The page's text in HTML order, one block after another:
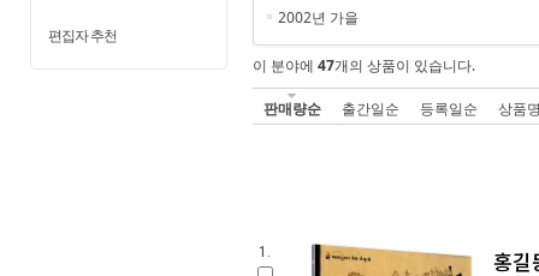
편집자 추천
2002년 가을
이 분야에 47개의 상품이 있습니다.
판매량순 출간일순 등록일순 상품
1. 홍길